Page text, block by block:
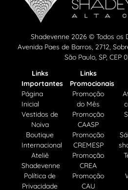
Shadevenne 2026 © Todos os
Avenida Paes de Barros, 2712,
São Paulo, SP, CEP
Links
Importantes
Página
Inicial
Vestidos de
Noiva
Boutique
Internacional
Ateliê
Shadevenne
Política de
Privacidade
Links
Promocionais
Promoção
do Mês
Promoção
CAASP
Promoção
CREMESP
Promoção
CREA
Promoção
CAU